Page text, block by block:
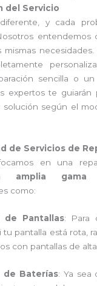
del Servicio
y cada
entendemos
mismas
sencilla o
expertos te
solución según el
de Servicios de
en una
amplia
como:
de Pantallas: Para
tu pantalla está rota,
con pantallas de alta
de Baterías: Ya sea